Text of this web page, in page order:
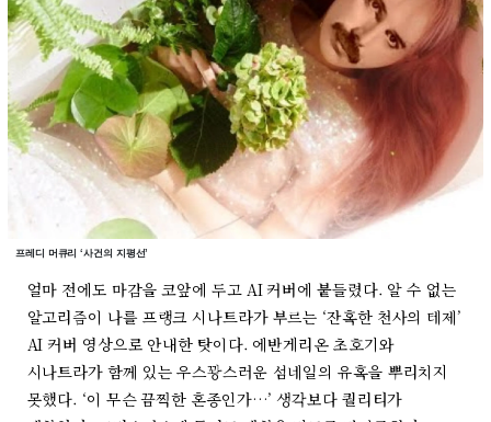
프레디 머큐리 ‘사건의 지평선’
얼마 전에도 마감을 코앞에 두고 AI 커버에 붙들렸다. 알 수 없는
알고리즘이 나를 프랭크 시나트라가 부르는 ‘잔혹한 천사의 테제’
AI 커버 영상으로 안내한 탓이다. 에반게리온 초호기와
시나트라가 함께 있는 우스꽝스러운 섬네일의 유혹을 뿌리치지
못했다. ‘이 무슨 끔찍한 혼종인가…’ 생각보다 퀄리티가